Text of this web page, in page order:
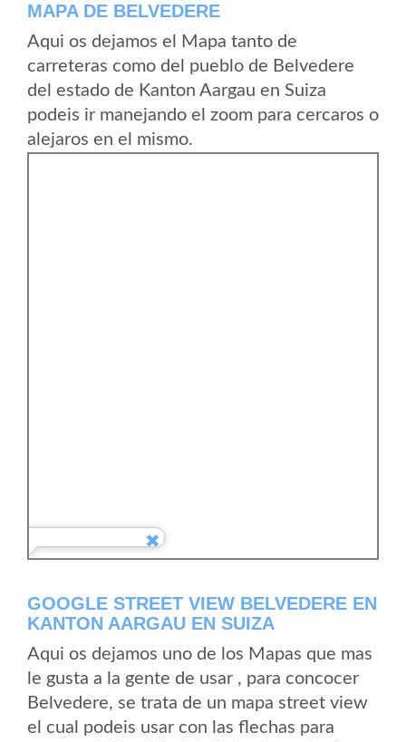
MAPA DE BELVEDERE
Aqui os dejamos el Mapa tanto de
carreteras como del pueblo de Belvedere
del estado de Kanton Aargau en Suiza
podeis ir manejando el zoom para cercaros o
alejaros en el mismo.
GOOGLE STREET VIEW BELVEDERE EN
KANTON AARGAU EN SUIZA
Aqui os dejamos uno de los Mapas que mas
le gusta a la gente de usar , para concocer
Belvedere, se trata de un mapa street view
el cual podeis usar con las flechas para